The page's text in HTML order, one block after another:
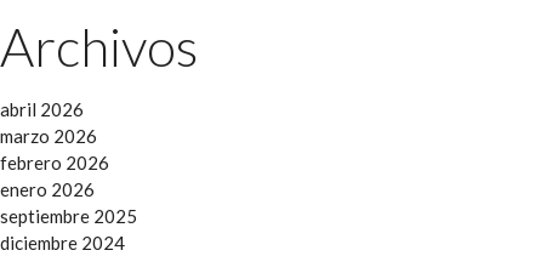
Archivos
abril 2026
marzo 2026
febrero 2026
enero 2026
septiembre 2025
diciembre 2024